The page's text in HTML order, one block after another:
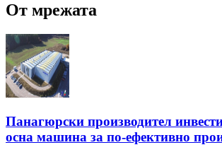
От мрежата
Панагюрски производител
осна машина за по-ефективно